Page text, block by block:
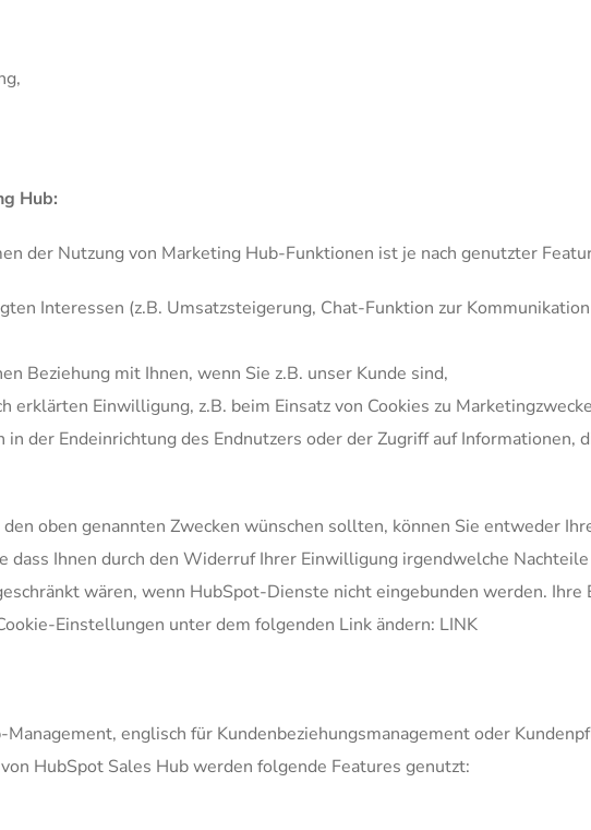
Hub:
der Nutzung von Marketing Hub-Funktionen ist je nach genutzter
Interessen (z.B. Umsatzsteigerung, Chat-Funktion zur
Beziehung mit Ihnen, wenn Sie z.B. unser Kunde sind,
erklärten Einwilligung, z.B. beim Einsatz von Cookies zu
der Endeinrichtung des Endnutzers oder der Zugriff auf Informationen,
oben genannten Zwecken wünschen sollten, können Sie entweder
Ihnen durch den Widerruf Ihrer Einwilligung irgendwelche
wären, wenn HubSpot-Dienste nicht eingebunden werden.
Einstellungen unter dem folgenden Link ändern: LINK
englisch für Kundenbeziehungsmanagement oder
HubSpot Sales Hub werden folgende Features genutzt: